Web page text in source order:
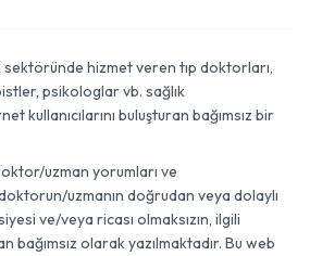
hizmet veren tıp doktorları,
psikologlar vb. sağlık
kullanıcılarını buluşturan bağımsız bir
uzman yorumları ve
uzmanın doğrudan veya dolaylı
ve/veya ricası olmaksızın, ilgili
bağımsız olarak yazılmaktadır. Bu web